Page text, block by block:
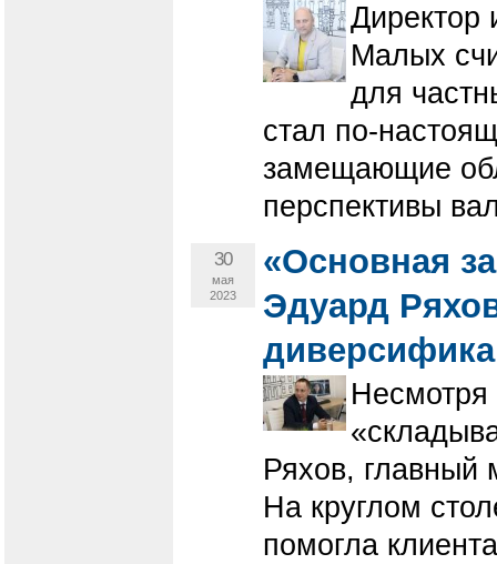
Директор
Малых
для
стал по-
замещающие
перспективы
30
мая
2023
«Основная
Эдуард
Несмотря
Ряхов, главный
На круглом
помогла